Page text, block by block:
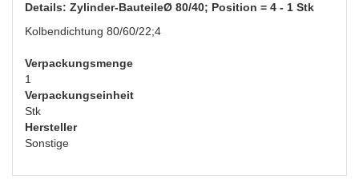
Details: Zylinder-BauteileØ 80/40; Position = 4 - 1 Stk
Kolbendichtung 80/60/22;4
Verpackungsmenge
1
Verpackungseinheit
Stk
Hersteller
Sonstige